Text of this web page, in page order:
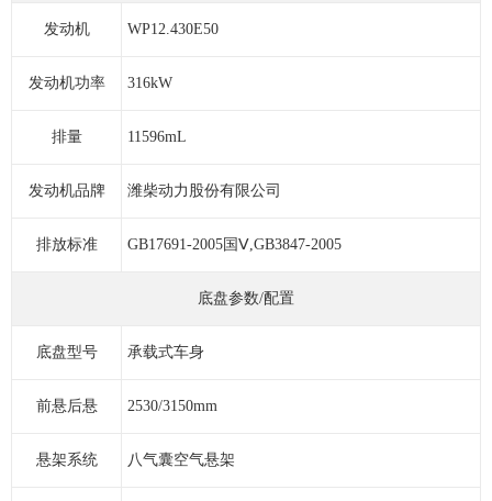
发动机 WP12.430E50
发动机功率 316kW
排量 11596mL
发动机品牌 潍柴动力股份有限公司
排放标准 GB17691-2005国Ⅴ,GB3847-2005
底盘参数/配置
底盘型号 承载式车身
前悬后悬 2530/3150mm
悬架系统 八气囊空气悬架